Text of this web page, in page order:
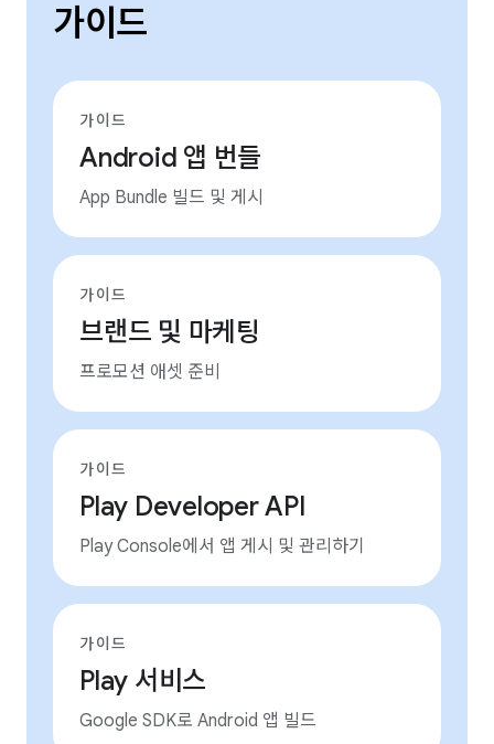
가이드
가이드
Android 앱 번들
App Bundle 빌드 및 게시
가이드
브랜드 및 마케팅
프로모션 애셋 준비
가이드
Play Developer API
Play Console에서 앱 게시 및 관리하기
가이드
Play 서비스
Google SDK로 Android 앱 빌드